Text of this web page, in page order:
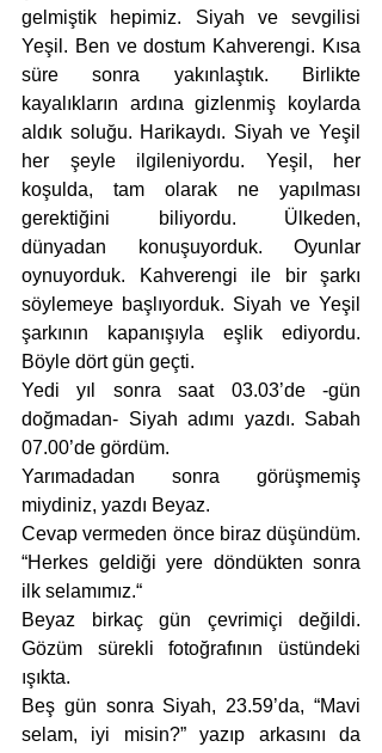
gelmiştik hepimiz. Siyah ve sevgilisi
Yeşil. Ben ve dostum Kahverengi. Kısa
süre sonra yakınlaştık. Birlikte
kayalıkların ardına gizlenmiş koylarda
aldık soluğu. Harikaydı. Siyah ve Yeşil
her şeyle ilgileniyordu. Yeşil, her
koşulda, tam olarak ne yapılması
gerektiğini biliyordu. Ülkeden,
dünyadan konuşuyorduk. Oyunlar
oynuyorduk. Kahverengi ile bir şarkı
söylemeye başlıyorduk. Siyah ve Yeşil
şarkının kapanışıyla eşlik ediyordu.
Böyle dört gün geçti.
Yedi yıl sonra saat 03.03’de -gün
doğmadan- Siyah adımı yazdı. Sabah
07.00’de gördüm.
Yarımadadan sonra görüşmemiş
miydiniz, yazdı Beyaz.
Cevap vermeden önce biraz düşündüm.
“Herkes geldiği yere döndükten sonra
ilk selamımız.“
Beyaz birkaç gün çevrimiçi değildi.
Gözüm sürekli fotoğrafının üstündeki
ışıkta.
Beş gün sonra Siyah, 23.59’da, “Mavi
selam, iyi misin?” yazıp arkasını da